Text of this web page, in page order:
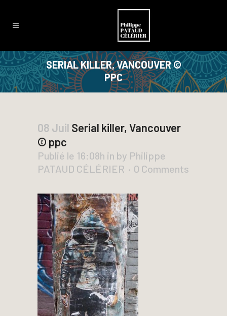
SERIAL KILLER, VANCOUVER ©
PPC
08 Juil Serial killer, Vancouver
© ppc
Publié le 16:08h in by Philippe
PATAUD CÉLÉRIER
0 Comments